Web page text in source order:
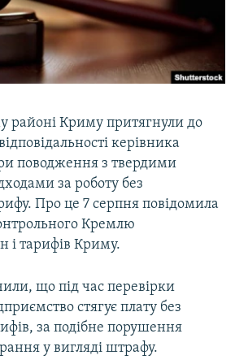
КРИМУ
районі Криму притягнули до
керівника
поводження з твердими
за роботу без
Про це 7 серпня повідомила
Кремлю
і тарифів Криму.
що під час перевірки
стягує плату без
за подібне порушення
у вигляді штрафу.